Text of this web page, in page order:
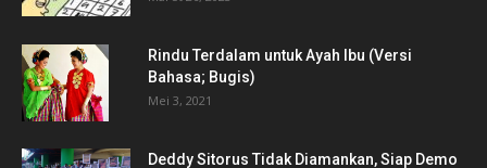
Rindu Terdalam untuk Ayah Ibu (Versi
Bahasa; Bugis)
Mei 3, 2021
Deddy Sitorus Tidak Diamankan, Siap Demo